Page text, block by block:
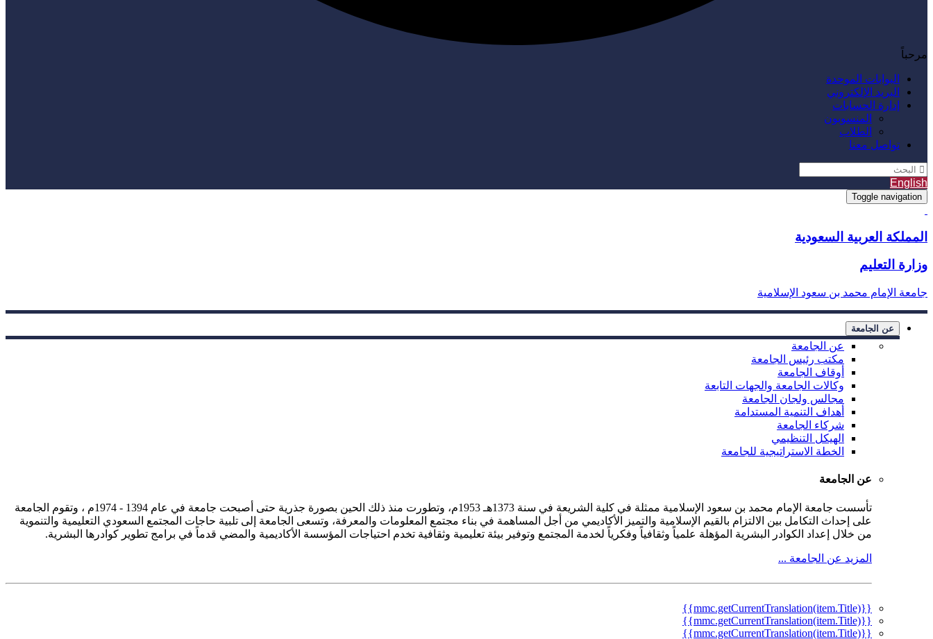
مرحباً
البوابات الموحدة
البريد الإلكتروني
إدارة الحسابات
المنسوبون
الطلاب
تواصل معنا
English
Toggle navigation
المملكة العربية السعودية
وزارة التعليم
جامعة الإمام محمد بن سعود الإسلامية
عن الجامعة
عن الجامعة
مكتب رئيس الجامعة
أوقاف الجامعة
وكالات الجامعة والجهات التابعة
مجالس ولجان الجامعة
أهداف التنمية المستدامة
شركاء الجامعة
الهيكل التنظيمي
الخطة الاستراتيجية للجامعة
عن الجامعة
تأسست جامعة الإمام محمد بن سعود الإسلامية ممثلة في كلية الشريعة في سنة 1373هـ 1953م، وتطورت منذ ذلك الحين بصورة جذرية حتى أصبحت جامعة في عام 1394 - 1974م ، وتقوم الجامعة
على إحداث التكامل بين الالتزام بالقيم الإسلامية والتميز الأكاديمي من أجل المساهمة في بناء مجتمع المعلومات والمعرفة، وتسعى الجامعة إلى تلبية حاجات المجتمع السعودي التعليمية والتنموية
من خلال إعداد الكوادر البشرية المؤهلة علمياً وثقافياً وفكرياً لخدمة المجتمع وتوفير بيئة تعليمية وثقافية تخدم احتياجات المؤسسة الأكاديمية والمضي قدماً في برامج تطوير كوادرها البشرية.
المزيد عن الجامعة ...
{{mmc.getCurrentTranslation(item.Title)}}
{{mmc.getCurrentTranslation(item.Title)}}
{{mmc.getCurrentTranslation(item.Title)}}